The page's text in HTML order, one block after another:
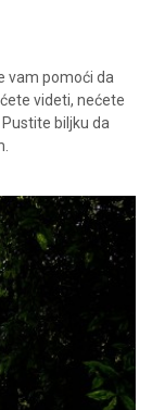
vam pomoći da
videti, nećete
biljku da